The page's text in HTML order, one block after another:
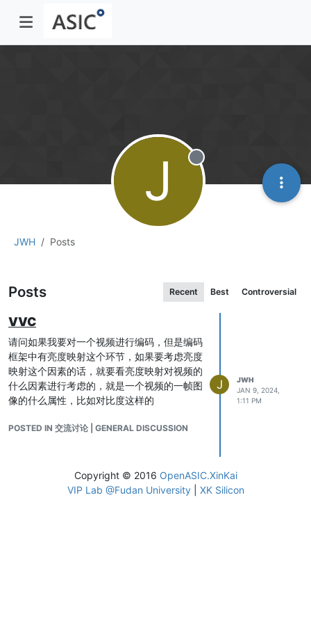
JWH Posts
J Offline
Posts Recent Best Controversial
VVC
请问如果我要对一个视频进行编码，但是编码
框架中有亮度映射这个环节，如果要考虑亮度
映射这个因素的话，就要看亮度映射对视频的
什么因素进行考虑的，就是一个视频的一帧图
像的什么属性，比如对比度这样的
POSTED IN 交流讨论 | GENERAL DISCUSSION
J
JWH
JAN 9, 2024,
1:11 PM
Copyright © 2016 OpenASIC.XinKai
VIP Lab @Fudan University| XK Silicon